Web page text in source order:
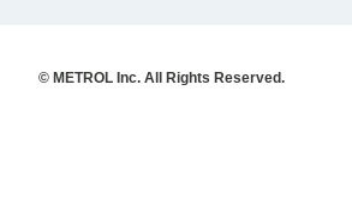
© METROL Inc. All Rights Reserved.